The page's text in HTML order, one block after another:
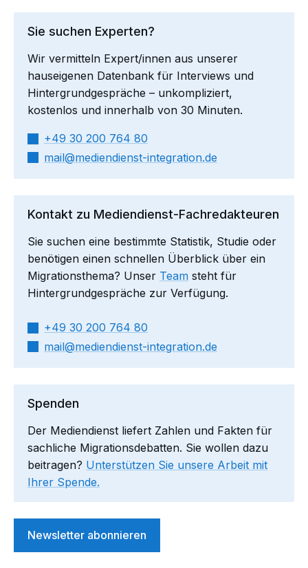
Sie suchen Experten?
Wir vermitteln Expert/innen aus unserer
hauseigenen Datenbank für Interviews und
Hintergrundgespräche – unkompliziert,
kostenlos und innerhalb von 30 Minuten.
+49 30 200 764 80
mail​
mediendienst-integration.de
Kontakt zu Mediendienst-Fachredakteuren
Sie suchen eine bestimmte Statistik, Studie oder
benötigen einen schnellen Überblick über ein
Migrationsthema? Unser Team steht für
Hintergrundgespräche zur Verfügung.
+49 30 200 764 80
mail​
mediendienst-integration.de
Spenden
Der Mediendienst liefert Zahlen und Fakten für
sachliche Migrationsdebatten. Sie wollen dazu
beitragen? Unterstützen Sie unsere Arbeit mit
Ihrer Spende.
Newsletter abonnieren